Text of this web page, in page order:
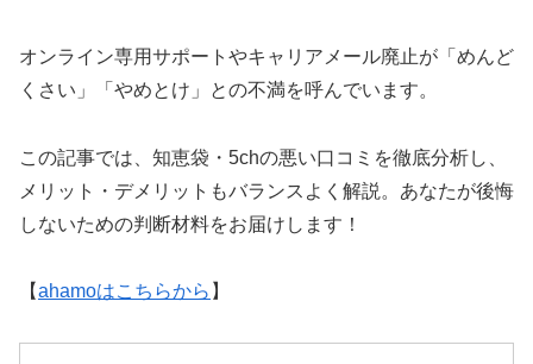
オンライン専用サポートやキャリアメール廃止が「めんど
くさい」「やめとけ」との不満を呼んでいます。
この記事では、知恵袋・5chの悪い口コミを徹底分析し、
メリット・デメリットもバランスよく解説。あなたが後悔
しないための判断材料をお届けします！
【ahamoはこちらから 】